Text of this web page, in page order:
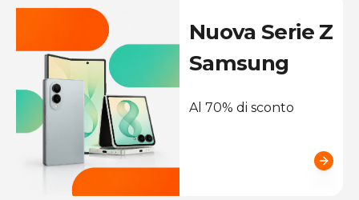
Nuova Serie Z
Samsung
Al 70% di sconto